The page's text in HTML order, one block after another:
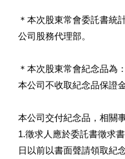
＊本次股東常會委託書統
公司股務代理部。
＊本次股東常會紀念品為
本公司不收取紀念品保證金
本公司交付紀念品，相關
1.徵求人應於委託書徵求
日以前以書面聲請領取紀